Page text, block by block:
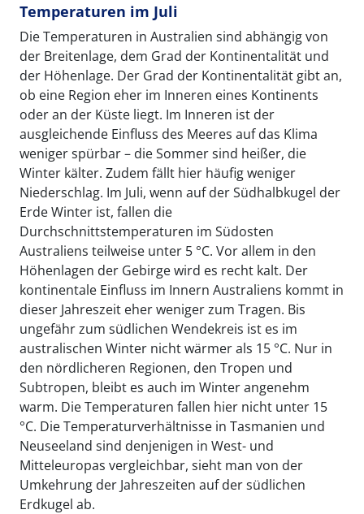
Temperaturen im Juli
Die Temperaturen in Australien sind abhängig von
der Breitenlage, dem Grad der Kontinentalität und
der Höhenlage. Der Grad der Kontinentalität gibt an,
ob eine Region eher im Inneren eines Kontinents
oder an der Küste liegt. Im Inneren ist der
ausgleichende Einfluss des Meeres auf das Klima
weniger spürbar – die Sommer sind heißer, die
Winter kälter. Zudem fällt hier häufig weniger
Niederschlag. Im Juli, wenn auf der Südhalbkugel der
Erde Winter ist, fallen die
Durchschnittstemperaturen im Südosten
Australiens teilweise unter 5 °C. Vor allem in den
Höhenlagen der Gebirge wird es recht kalt. Der
kontinentale Einfluss im Innern Australiens kommt in
dieser Jahreszeit eher weniger zum Tragen. Bis
ungefähr zum südlichen Wendekreis ist es im
australischen Winter nicht wärmer als 15 °C. Nur in
den nördlicheren Regionen, den Tropen und
Subtropen, bleibt es auch im Winter angenehm
warm. Die Temperaturen fallen hier nicht unter 15
°C. Die Temperaturverhältnisse in Tasmanien und
Neuseeland sind denjenigen in West- und
Mitteleuropas vergleichbar, sieht man von der
Umkehrung der Jahreszeiten auf der südlichen
Erdkugel ab.